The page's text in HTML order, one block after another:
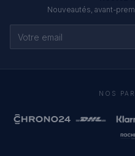
Nouveautés, avant-
NOS